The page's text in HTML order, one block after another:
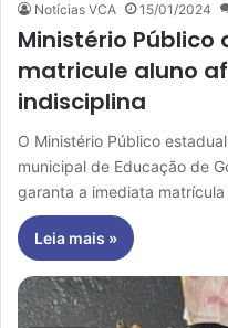
Notícias VCA 15/01/2024
Ministério
matricule aluno
indisciplina
O Ministério Público
municipal de Educação de
garanta a imediata
Leia mais »